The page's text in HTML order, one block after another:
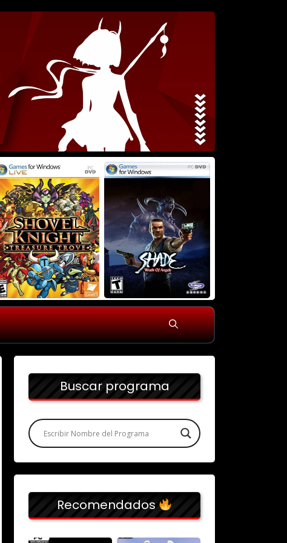
Buscar programa
Recomendados